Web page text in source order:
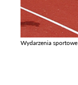
Wydarzenia sportowe